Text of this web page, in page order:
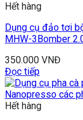
Hết hàng
Dụng cụ đảo tơi
MHW-3Bomber
350.000 VNĐ
Đọc tiếp
Hết hàng